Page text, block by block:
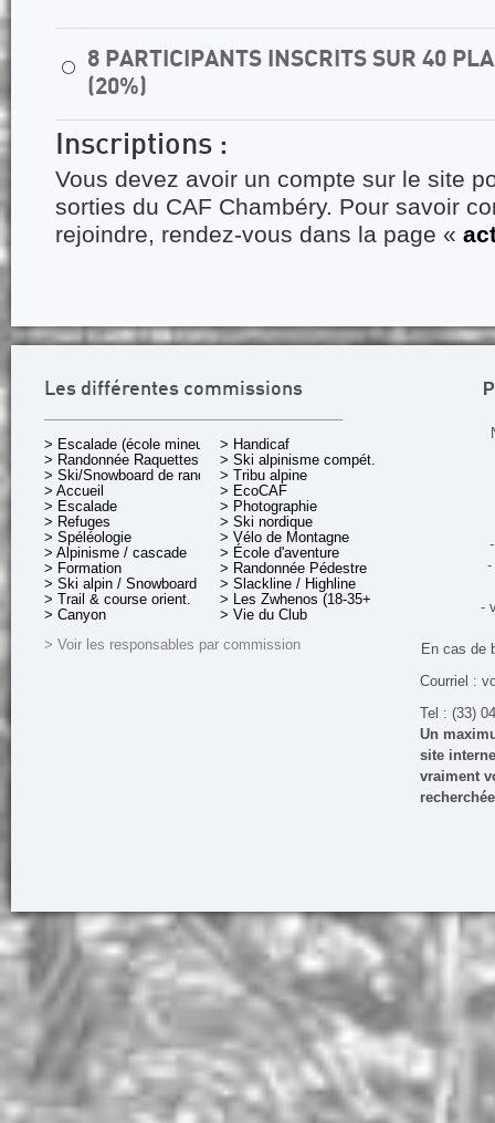
⚪
8 PARTICIPANTS INSCRITS SUR 40
(20%)
Inscriptions :
Vous devez avoir un compte sur le site
sorties du CAF Chambéry. Pour savoir
rejoindre, rendez-vous dans la page «
Les différentes commissions
> Escalade (école mineurs)
> Randonnée Raquettes
> Ski/Snowboard de rando.
> Accueil
> Escalade
> Refuges
> Spéléologie
> Alpinisme / cascade
> Formation
> Ski alpin / Snowboard
> Trail & course orient.
> Canyon
> Handicaf
> Ski alpinisme compét.
> Tribu alpine
> EcoCAF
> Photographie
> Ski nordique
> Vélo de Montagne
> École d'aventure
> Randonnée Pédestre
> Slackline / Highline
> Les Zwhenos (18-35+ ans)
> Vie du Club
> Voir les responsables par commission
-
-
En cas de
Courriel :
Tel : (33)
Un
site
vraiment